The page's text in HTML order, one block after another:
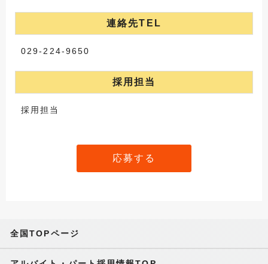
連絡先TEL
029-224-9650
採用担当
採用担当
応募する
全国TOPページ